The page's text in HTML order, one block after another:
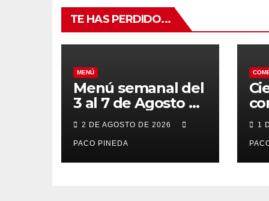
TE HAS PERDIDO...
MENÚ
Menú semanal del
3 al 7 de Agosto de
2026
2 DE AGOSTO DE 2026
PACO PINEDA
71